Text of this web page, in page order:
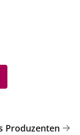
Produzenten